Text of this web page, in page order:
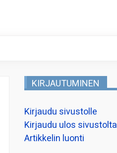
KIRJAUTUMINEN
Kirjaudu sivustolle
Kirjaudu ulos sivustolta
Artikkelin luonti